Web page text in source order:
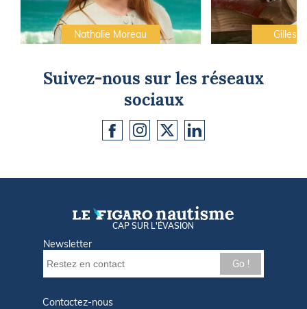
Nathalie Moreau Gilles
Suivez-nous sur les réseaux
sociaux
CAP SUR L'ÉVASION
Newsletter
Go !
Contactez-nous